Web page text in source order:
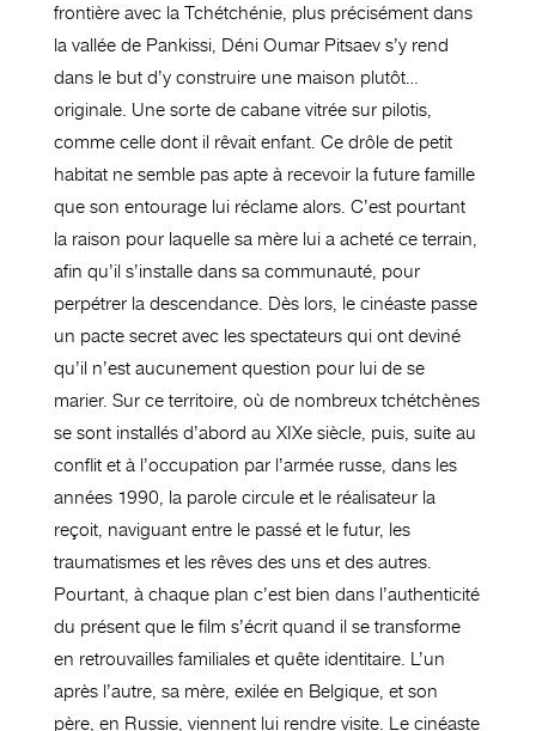
frontière avec la Tchétchénie, plus précisément dans
la vallée de Pankissi, Déni Oumar Pitsaev s’y rend
dans le but d’y construire une maison plutôt…
originale. Une sorte de cabane vitrée sur pilotis,
comme celle dont il rêvait enfant. Ce drôle de petit
habitat ne semble pas apte à recevoir la future famille
que son entourage lui réclame alors. C’est pourtant
la raison pour laquelle sa mère lui a acheté ce terrain,
afin qu’il s’installe dans sa communauté, pour
perpétrer la descendance. Dès lors, le cinéaste passe
un pacte secret avec les spectateurs qui ont deviné
qu’il n’est aucunement question pour lui de se
marier. Sur ce territoire, où de nombreux tchétchènes
se sont installés d’abord au XIXe siècle, puis, suite au
conflit et à l’occupation par l’armée russe, dans les
années 1990, la parole circule et le réalisateur la
reçoit, naviguant entre le passé et le futur, les
traumatismes et les rêves des uns et des autres.
Pourtant, à chaque plan c’est bien dans l’authenticité
du présent que le film s’écrit quand il se transforme
en retrouvailles familiales et quête identitaire. L’un
après l’autre, sa mère, exilée en Belgique, et son
père, en Russie, viennent lui rendre visite. Le cinéaste